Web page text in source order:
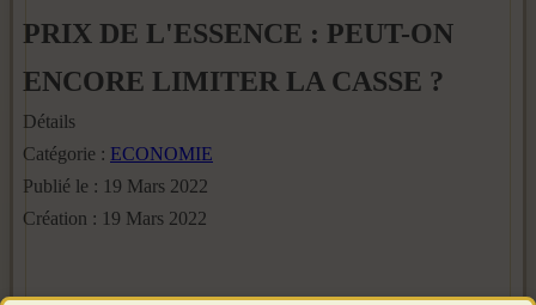
PRIX DE L'ESSENCE : PEUT-ON
ENCORE LIMITER LA CASSE ?
Détails
Catégorie : ECONOMIE
Publié le : 19 Mars 2022
Création : 19 Mars 2022